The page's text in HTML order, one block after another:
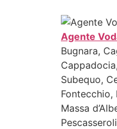
Agente
Bugnara,
Subequo,
Fontecchio,
Massa